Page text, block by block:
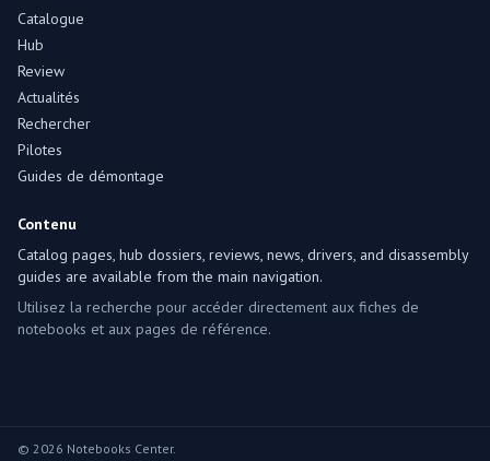
Catalogue
Hub
Review
Actualités
Rechercher
Pilotes
Guides de démontage
Contenu
Catalog pages, hub dossiers, reviews, news, drivers, and disassembly
guides are available from the main navigation.
Utilisez la recherche pour accéder directement aux fiches de
notebooks et aux pages de référence.
© 2026 Notebooks Center.